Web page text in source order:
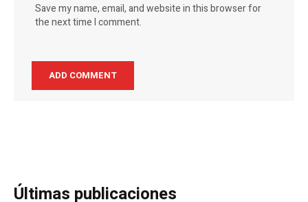
Save my name, email, and website in this browser for
the next time I comment.
Últimas publicaciones